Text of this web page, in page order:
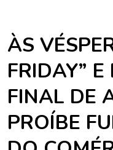
ÀS
FRIDAY”
FINAL DE
PROÍBE